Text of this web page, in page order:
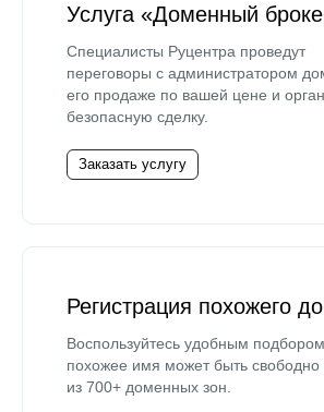
Услуга «Доменный
Специалисты Руцентра проведут
переговоры с администратором
его продаже по вашей цене и
безопасную сделку.
Заказать услугу
Регистрация похожего
Воспользуйтесь удобным
похожее имя может быть свободно
из 700+ доменных зон.